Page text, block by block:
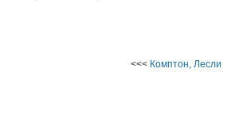
<<< Комптон, Лесли